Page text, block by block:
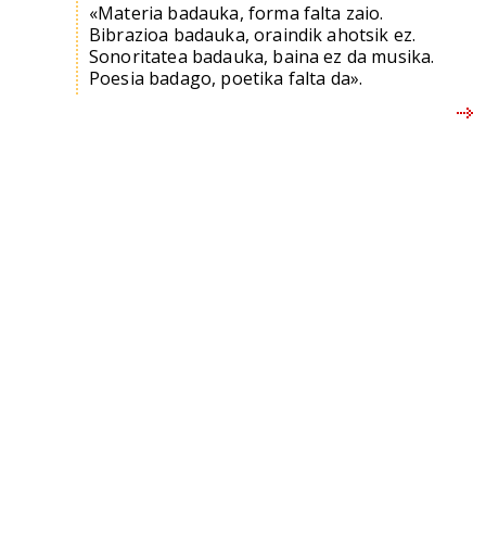
«Materia badauka, forma falta zaio.
Bibrazioa badauka, oraindik ahotsik ez.
Sonoritatea badauka, baina ez da musika.
Poesia badago, poetika falta da».